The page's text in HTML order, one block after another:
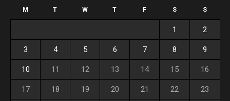
M T W T F S S
1 2
3 4 5 6 7 8 9
10 11 12 13 14 15 16
17 18 19 20 21 22 23